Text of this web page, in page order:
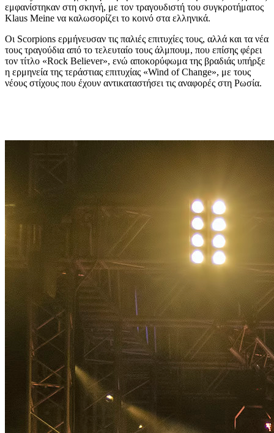
εμφανίστηκαν στη σκηνή, με τον τραγουδιστή του συγκροτήματος
Klaus Meine να καλωσορίζει το κοινό στα ελληνικά.
Οι Scorpions ερμήνευσαν τις παλιές επιτυχίες τους, αλλά και τα νέα
τους τραγούδια από το τελευταίο τους άλμπουμ, που επίσης φέρει
τον τίτλο «Rock Believer», ενώ αποκορύφωμα της βραδιάς υπήρξε
η ερμηνεία της τεράστιας επιτυχίας «Wind of Change», με τους
νέους στίχους που έχουν αντικαταστήσει τις αναφορές στη Ρωσία.